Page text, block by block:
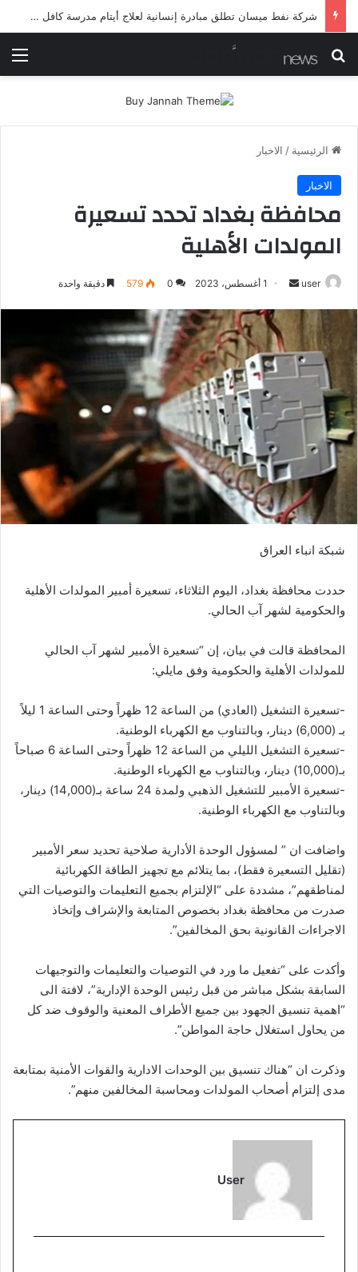
شرطة ميسان تلقي القبض على مطلقي العيارات النارية أثناء تشييع جنائزي في العمارة
بحث عن
الرئيسية / الاخبار
الاخبار
محافظة بغداد تحدد تسعيرة
المولدات الأهلية
user
أرسل
إلكترونيا
1 أغسطس، 2023 0
579 دقيقة واحدة
شبكة انباء العراق
حددت محافظة بغداد، اليوم الثلاثاء، تسعيرة أمبير المولدات الأهلية
والحكومية لشهر آب الحالي.
المحافظة قالت في بيان، إن “تسعيرة الأمبير لشهر آب الحالي
للمولدات الأهلية والحكومية وفق مايلي:
-تسعيرة التشغيل (العادي) من الساعة 12 ظهراً وحتى الساعة 1 ليلاً
بـ (6,000) دينار، وبالتناوب مع الكهرباء الوطنية.
-تسعيرة التشغيل الليلي من الساعة 12 ظهراً وحتى الساعة 6 صباحاً
بـ(10,000) دينار، وبالتناوب مع الكهرباء الوطنية.
-تسعيرة الأمبير للتشغيل الذهبي ولمدة 24 ساعة بـ(14,000) دينار،
وبالتناوب مع الكهرباء الوطنية.
واضافت ان ” لمسؤول الوحدة الأدارية صلاحية تحديد سعر الأمبير
(تقليل التسعيرة فقط)، بما يتلائم مع تجهيز الطاقة الكهربائية
لمناطقهم”، مشددة على “الإلتزام بجميع التعليمات والتوصيات التي
صدرت من محافظة بغداد بخصوص المتابعة والإشراف وإتخاذ
الاجراءات القانونية بحق المخالفين”.
وأكدت على “تفعيل ما ورد في التوصيات والتعليمات والتوجيهات
السابقة بشكل مباشر من قبل رئيس الوحدة الإدارية”، لافتة الى
“اهمية تنسيق الجهود بين جميع الأطراف المعنية والوقوف ضد كل
من يحاول استغلال حاجة المواطن”.
وذكرت ان “هناك تنسيق بين الوحدات الادارية والقوات الأمنية بمتابعة
مدى إلتزام أصحاب المولدات ومحاسبة المخالفين منهم”.
User